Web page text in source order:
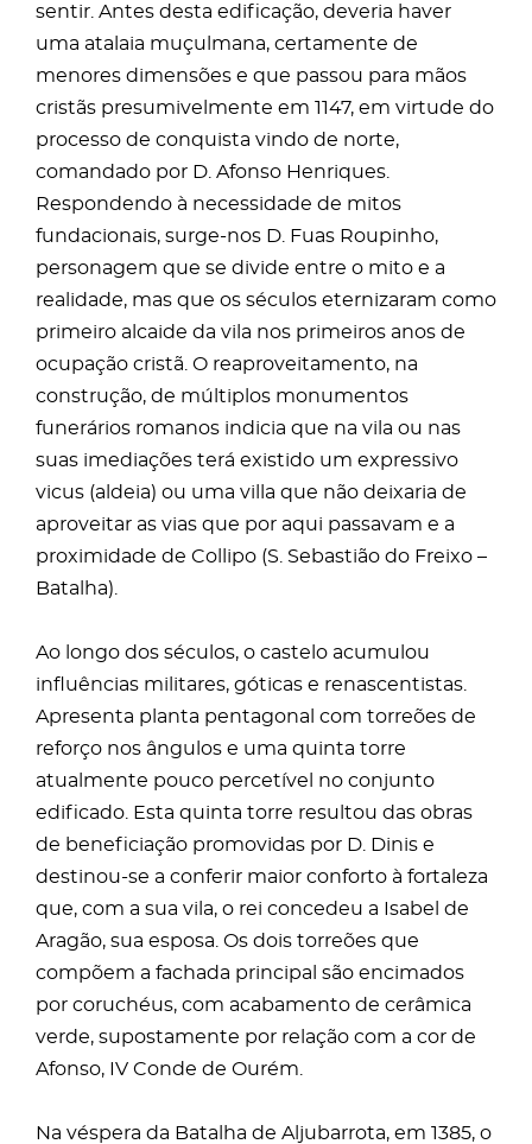
sentir. Antes desta edificação, deveria haver
uma atalaia muçulmana, certamente de
menores dimensões e que passou para mãos
cristãs presumivelmente em 1147, em virtude do
processo de conquista vindo de norte,
comandado por D. Afonso Henriques.
Respondendo à necessidade de mitos
fundacionais, surge-nos D. Fuas Roupinho,
personagem que se divide entre o mito e a
realidade, mas que os séculos eternizaram como
primeiro alcaide da vila nos primeiros anos de
ocupação cristã. O reaproveitamento, na
construção, de múltiplos monumentos
funerários romanos indicia que na vila ou nas
suas imediações terá existido um expressivo
vicus (aldeia) ou uma villa que não deixaria de
aproveitar as vias que por aqui passavam e a
proximidade de Collipo (S. Sebastião do Freixo –
Batalha).
Ao longo dos séculos, o castelo acumulou
influências militares, góticas e renascentistas.
Apresenta planta pentagonal com torreões de
reforço nos ângulos e uma quinta torre
atualmente pouco percetível no conjunto
edificado. Esta quinta torre resultou das obras
de beneficiação promovidas por D. Dinis e
destinou-se a conferir maior conforto à fortaleza
que, com a sua vila, o rei concedeu a Isabel de
Aragão, sua esposa. Os dois torreões que
compõem a fachada principal são encimados
por coruchéus, com acabamento de cerâmica
verde, supostamente por relação com a cor de
Afonso, IV Conde de Ourém.
Na véspera da Batalha de Aljubarrota, em 1385, o